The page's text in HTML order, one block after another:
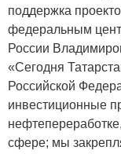
поддержка
федеральным
России
«Сегодня
Российской
инвестиционные
сфере; мы